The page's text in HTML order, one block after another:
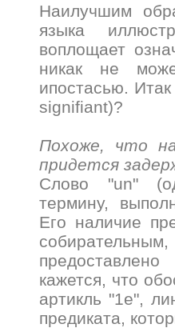
Наилучшим
языка
воплощает
никак не
ипостасью.
signifiant)?
Похоже, что
придется
Слово "un"
термину,
Его наличие
кажется, что
артикль "1е",
предиката,